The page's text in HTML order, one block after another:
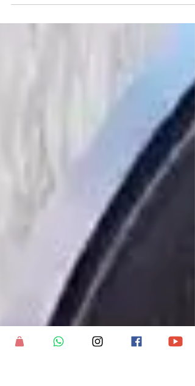
asociado con efectos negativos en la salud humana y el